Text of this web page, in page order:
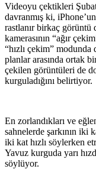
Videoyu çektikleri
davranmış ki,
rastlanır birkaç
kamerasının “ağır
“hızlı çekim”
planlar arasında ortak
çekilen görüntüleri de
kurguladığını belirtiyor.
En zorlandıkları ve
sahnelerde şarkının iki
iki kat hızlı söylerken
Yavuz kurguda yarı
söylüyor.